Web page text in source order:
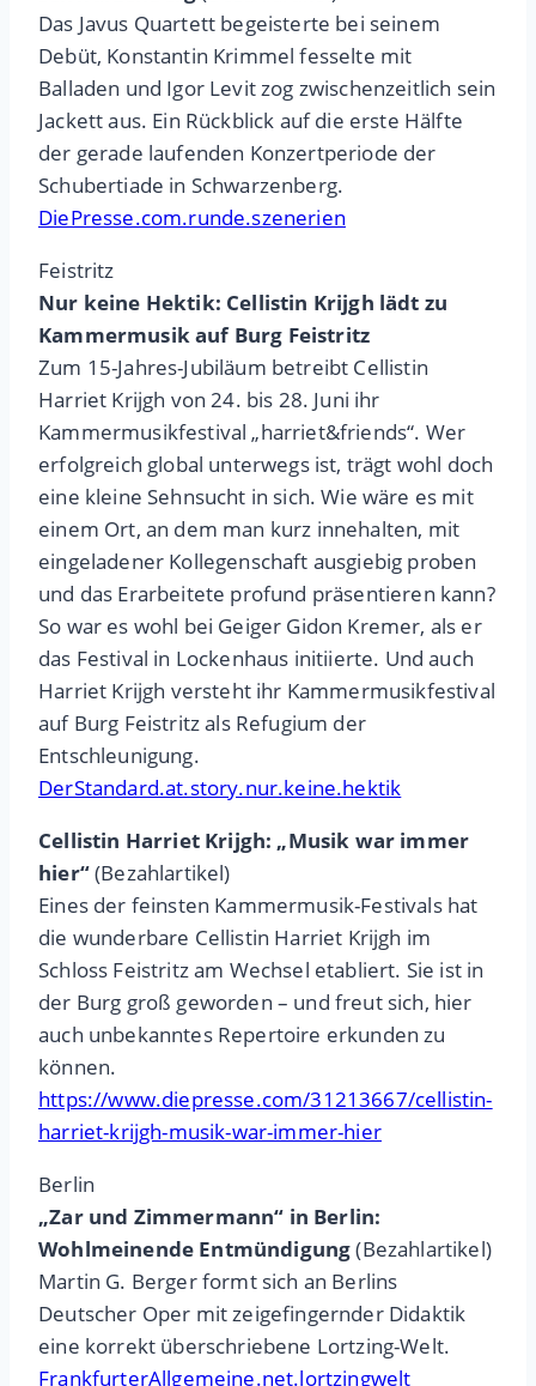
Das Javus Quartett begeisterte bei seinem
Debüt, Konstantin Krimmel fesselte mit
Balladen und Igor Levit zog zwischenzeitlich sein
Jackett aus. Ein Rückblick auf die erste Hälfte
der gerade laufenden Konzertperiode der
Schubertiade in Schwarzenberg.
DiePresse.com.runde.szenerien
Feistritz
Nur keine Hektik: Cellistin Krijgh lädt zu
Kammermusik auf Burg Feistritz
Zum 15-Jahres-Jubiläum betreibt Cellistin
Harriet Krijgh von 24. bis 28. Juni ihr
Kammermusikfestival „harriet&friends“. Wer
erfolgreich global unterwegs ist, trägt wohl doch
eine kleine Sehnsucht in sich. Wie wäre es mit
einem Ort, an dem man kurz innehalten, mit
eingeladener Kollegenschaft ausgiebig proben
und das Erarbeitete profund präsentieren kann?
So war es wohl bei Geiger Gidon Kremer, als er
das Festival in Lockenhaus initiierte. Und auch
Harriet Krijgh versteht ihr Kammermusikfestival
auf Burg Feistritz als Refugium der
Entschleunigung.
DerStandard.at.story.nur.keine.hektik
Cellistin Harriet Krijgh: „Musik war immer
hier“(Bezahlartikel)
Eines der feinsten Kammermusik-Festivals hat
die wunderbare Cellistin Harriet Krijgh im
Schloss Feistritz am Wechsel etabliert. Sie ist in
der Burg groß geworden – und freut sich, hier
auch unbekanntes Repertoire erkunden zu
können.
https://www.diepresse.com/31213667/cellistin-
harriet-krijgh-musik-war-immer-hier
Berlin
„Zar und Zimmermann“ in Berlin:
Wohlmeinende Entmündigung(Bezahlartikel)
Martin G. Berger formt sich an Berlins
Deutscher Oper mit zeigefingernder Didaktik
eine korrekt überschriebene Lortzing-Welt.
FrankfurterAllgemeine.net.lortzingwelt